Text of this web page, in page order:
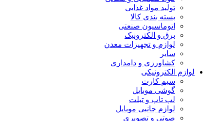
تولید مواد غذایی
بسته بندی کالا
اتوماسیون صنعتی
برق و الکترونیک
لوازم و تجهیزات معدن
سایر
کشاورزی و دامداری
لوازم الکترونیکی
سیم کارت
گوشی موبایل
لپ تاپ و تبلت
لوازم جانبی موبایل
صوتی و تصویری